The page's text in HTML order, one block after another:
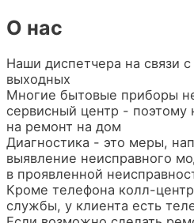
О нас
Наши диспетчера на связи
выходных
Многие бытовые приборы
сервисный центр -
на ремонт на дом
Диагностика - это меры,
выявление неисправного
в проявленной
Кроме телефона колл-
службы, у клиента есть